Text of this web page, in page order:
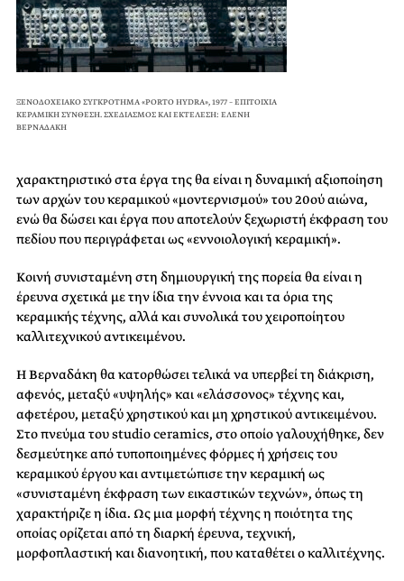
ΞΕΝΟΔΟΧΕΙΑΚΟ ΣΥΓΚΡΟΤΗΜΑ «PORTO HYDRA», 1977 – ΕΠΙΤΟΙΧΙΑ
ΚΕΡΑΜΙΚΗ ΣΥΝΘΕΣΗ. ΣΧΕΔΙΑΣΜΟΣ ΚΑΙ ΕΚΤΕΛΕΣΗ: ΕΛΕΝΗ
ΒΕΡΝΑΔΑΚΗ
χαρακτηριστικό στα έργα της θα είναι η δυναμική αξιοποίηση
των αρχών του κεραμικού «μοντερνισμού» του 20ού αιώνα,
ενώ θα δώσει και έργα που αποτελούν ξεχωριστή έκφραση του
πεδίου που περιγράφεται ως «εννοιολογική κεραμική».
Κοινή συνισταμένη στη δημιουργική της πορεία θα είναι η
έρευνα σχετικά με την ίδια την έννοια και τα όρια της
κεραμικής τέχνης, αλλά και συνολικά του χειροποίητου
καλλιτεχνικού αντικειμένου.
Η Βερναδάκη θα κατορθώσει τελικά να υπερβεί τη διάκριση,
αφενός, μεταξύ «υψηλής» και «ελάσσονος» τέχνης και,
αφετέρου, μεταξύ χρηστικού και μη χρηστικού αντικειμένου.
Στο πνεύμα του studio ceramics, στο οποίο γαλουχήθηκε, δεν
δεσμεύτηκε από τυποποιημένες φόρμες ή χρήσεις του
κεραμικού έργου και αντιμετώπισε την κεραμική ως
«συνισταμένη έκφραση των εικαστικών τεχνών», όπως τη
χαρακτήριζε η ίδια. Ως μια μορφή τέχνης η ποιότητα της
οποίας ορίζεται από τη διαρκή έρευνα, τεχνική,
μορφοπλαστική και διανοητική, που καταθέτει ο καλλιτέχνης.